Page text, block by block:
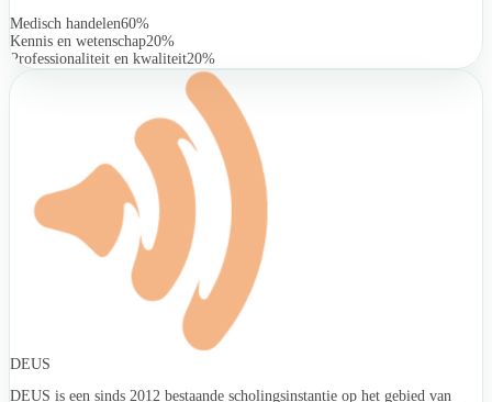
Medisch handelen60%
Kennis en wetenschap20%
Professionaliteit en kwaliteit20%
DEUS
DEUS is een sinds 2012 bestaande scholingsinstantie op het gebied van